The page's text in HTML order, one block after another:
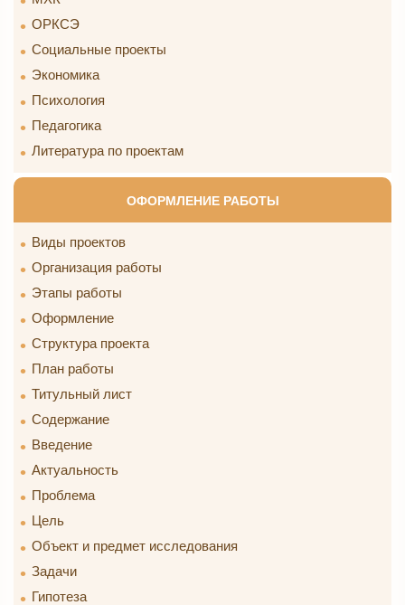
ОРКСЭ
Социальные проекты
Экономика
Психология
Педагогика
Литература по проектам
ОФОРМЛЕНИЕ РАБОТЫ
Виды проектов
Организация работы
Этапы работы
Оформление
Структура проекта
План работы
Титульный лист
Содержание
Введение
Актуальность
Проблема
Цель
Объект и предмет исследования
Задачи
Гипотеза